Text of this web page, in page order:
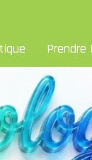
Prendre